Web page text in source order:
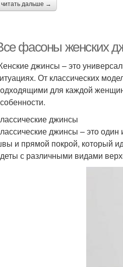
читать дальше →
фасоны женских
джинсы – это
От классических
для каждой
джинсы
джинсы – это
и прямой покрой, который
с различными видами